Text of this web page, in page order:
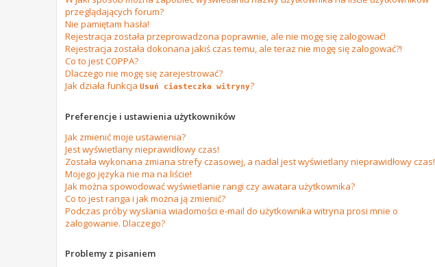
przeglądających forum?
Nie pamiętam hasła!
Rejestracja została przeprowadzona poprawnie, ale nie mogę się zalogować!
Rejestracja została dokonana jakiś czas temu, ale teraz nie mogę się zalogować?!
Co to jest COPPA?
Dlaczego nie mogę się zarejestrować?
Jak działa funkcja Usuń ciasteczka witryny?
Preferencje i ustawienia użytkowników
Jak zmienić moje ustawienia?
Jest wyświetlany nieprawidłowy czas!
Została wykonana zmiana strefy czasowej, a nadal jest wyświetlany nieprawidłowy czas!
Mojego języka nie ma na liście!
Jak można spowodować wyświetlanie rangi czy awatara użytkownika?
Co to jest ranga i jak można ją zmienić?
Podczas próby wysłania wiadomości e-mail do użytkownika witryna prosi mnie o
zalogowanie. Dlaczego?
Problemy z pisaniem